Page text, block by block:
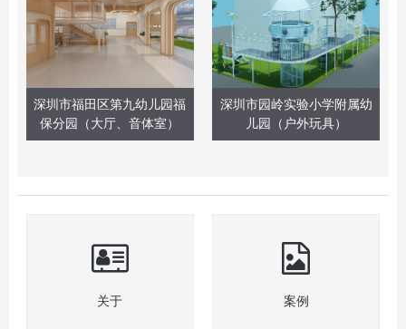
深圳市福田区第九幼儿园福
保分园（大厅、音体室）
深圳市园岭实验小学附属幼
儿园（户外玩具）
关于 案例